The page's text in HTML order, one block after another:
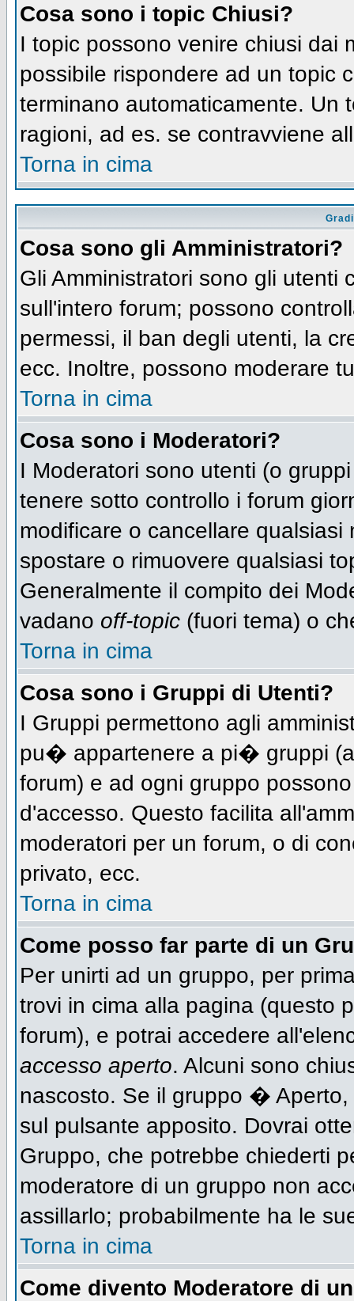
Cosa sono i topic Chiusi?
I topic possono venire chiusi
possibile rispondere ad un topic
terminano automaticamente.
ragioni, ad es. se contravviene
Torna in cima
Cosa sono gli Amministratori?
Gli Amministratori sono gli
sull'intero forum; possono
permessi, il ban degli utenti, la
ecc. Inoltre, possono moderare
Torna in cima
Cosa sono i Moderatori?
I Moderatori sono utenti (o
tenere sotto controllo i forum
modificare o cancellare
spostare o rimuovere qualsiasi
Generalmente il compito dei
vadano off-topic (fuori tema) o
Torna in cima
Cosa sono i Gruppi di Utenti?
I Gruppi permettono agli
pu� appartenere a pi� gruppi
forum) e ad ogni gruppo
d'accesso. Questo facilita
moderatori per un forum, o di
privato, ecc.
Torna in cima
Come posso far parte di un
Per unirti ad un gruppo, per
trovi in cima alla pagina (questo
forum), e potrai accedere
accesso aperto. Alcuni sono
nascosto. Se il gruppo �
sul pulsante apposito. Dovrai
Gruppo, che potrebbe chiederti
moderatore di un gruppo non
assillarlo; probabilmente ha le
Torna in cima
Come divento Moderatore di